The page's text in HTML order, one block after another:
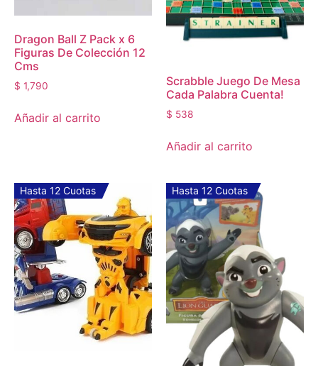
Dragon Ball Z Pack x 6
Figuras De Colección 12
Cms
$ 1,790
Añadir al carrito
Scrabble Juego De Mesa
Cada Palabra Cuenta!
$ 538
Añadir al carrito
Hasta 12 Cuotas Hasta 12 Cuotas